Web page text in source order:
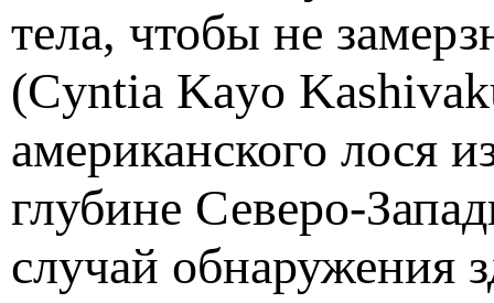
тела, чтобы не
(Cyntia Kayo
американского лося
глубине Северо-
случай обнаружения